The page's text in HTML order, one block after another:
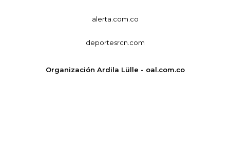
alerta.com.co
deportesrcn.com
Organización Ardila Lülle - oal.com.co